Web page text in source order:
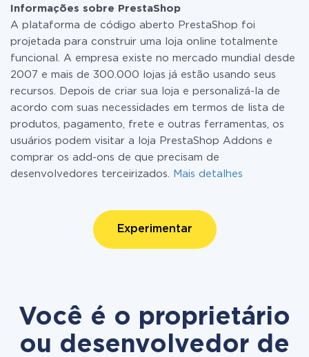
Informações sobre PrestaShop
A plataforma de código aberto PrestaShop foi
projetada para construir uma loja online totalmente
funcional. A empresa existe no mercado mundial desde
2007 e mais de 300.000 lojas já estão usando seus
recursos. Depois de criar sua loja e personalizá-la de
acordo com suas necessidades em termos de lista de
produtos, pagamento, frete e outras ferramentas, os
usuários podem visitar a loja PrestaShop Addons e
comprar os add-ons de que precisam de
desenvolvedores terceirizados.
Mais detalhes
Experimentar
Você é o proprietário
ou desenvolvedor de